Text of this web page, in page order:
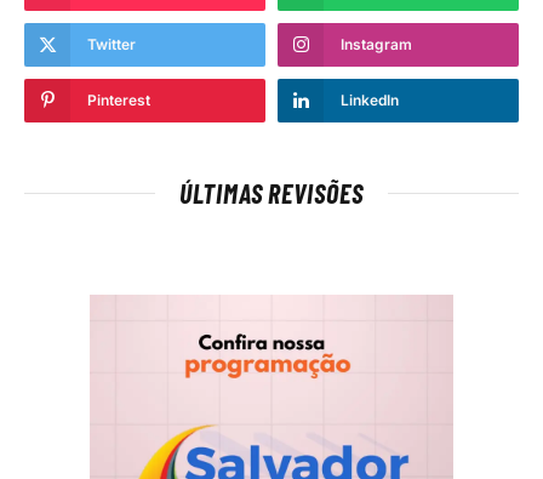
Twitter Instagram
Pinterest LinkedIn
ÚLTIMAS REVISÕES